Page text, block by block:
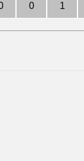
0 1